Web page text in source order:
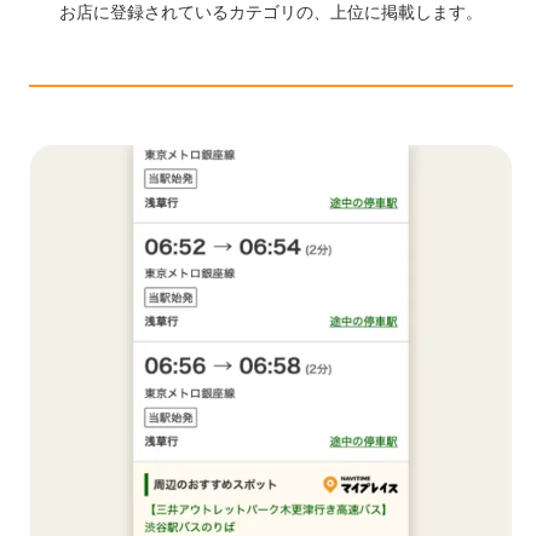
お店に登録されているカテゴリの、上位に掲載します。